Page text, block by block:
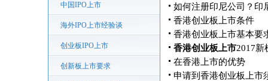
中国IPO上市
海外IPO上市经验谈
创业板IPO上市
创新板上市要求
如何注册印尼公司？印
香港创业板上市条件
香港创业板上市基本要
香港创业板上市2017新
在香港上市的优势
申请到香港创业板上市